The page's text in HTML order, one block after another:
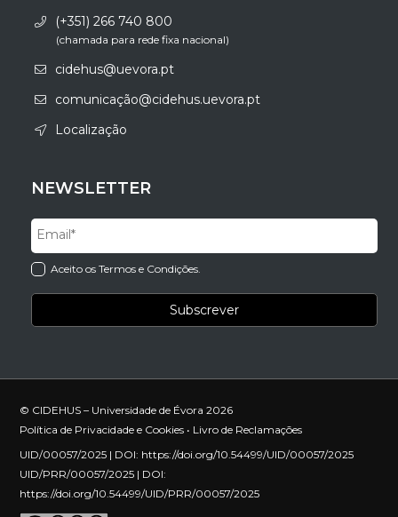
(+351) 266 740 800
(chamada para rede fixa nacional)
cidehus@uevora.pt
comunicação@cidehus.uevora.pt
Localização
NEWSLETTER
Aceito os Termos e Condições.
© CIDEHUS – Universidade de Évora 2026
Política de Privacidade e Cookies • Livro de Reclamações
UID/00057/2025 | DOI: https://doi.org/10.54499/UID/00057/2025
UID/PRR/00057/2025 | DOI:
https://doi.org/10.54499/UID/PRR/00057/2025